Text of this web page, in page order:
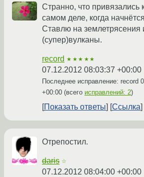
Странно, что привязались
самом деле, когда
Ставлю на землетрясения
(супер)вулканы.
record ★★★★★
07.12.2012 08:03:37 +00:00
Последнее исправление: record
+00:00 (всего исправлений: 2)
Показать ответы Ссылка
Отрепостил.
daris ☆
07.12.2012 08:04:00 +00:00